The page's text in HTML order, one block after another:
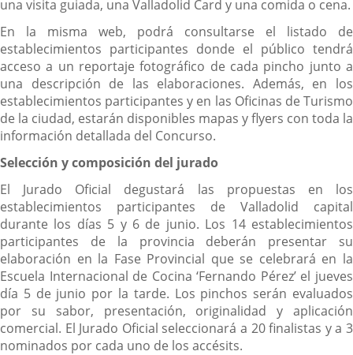
una visita guiada, una Valladolid Card y una comida o cena.
En la misma web, podrá consultarse el listado de
establecimientos participantes donde el público tendrá
acceso a un reportaje fotográfico de cada pincho junto a
una descripción de las elaboraciones. Además, en los
establecimientos participantes y en las Oficinas de Turismo
de la ciudad, estarán disponibles mapas y flyers con toda la
información detallada del Concurso.
Selección y composición del jurado
El Jurado Oficial degustará las propuestas en los
establecimientos participantes de Valladolid capital
durante los días 5 y 6 de junio. Los 14 establecimientos
participantes de la provincia deberán presentar su
elaboración en la Fase Provincial que se celebrará en la
Escuela Internacional de Cocina ‘Fernando Pérez’ el jueves
día 5 de junio por la tarde. Los pinchos serán evaluados
por su sabor, presentación, originalidad y aplicación
comercial. El Jurado Oficial seleccionará a 20 finalistas y a 3
nominados por cada uno de los accésits.